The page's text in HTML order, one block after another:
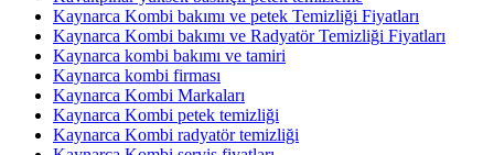
Kaynarca Kombi bakımı ve petek Temizliği Fiyatları
Kaynarca Kombi bakımı ve Radyatör Temizliği Fiyatları
Kaynarca kombi bakımı ve tamiri
Kaynarca kombi firması
Kaynarca Kombi Markaları
Kaynarca Kombi petek temizliği
Kaynarca Kombi radyatör temizliği